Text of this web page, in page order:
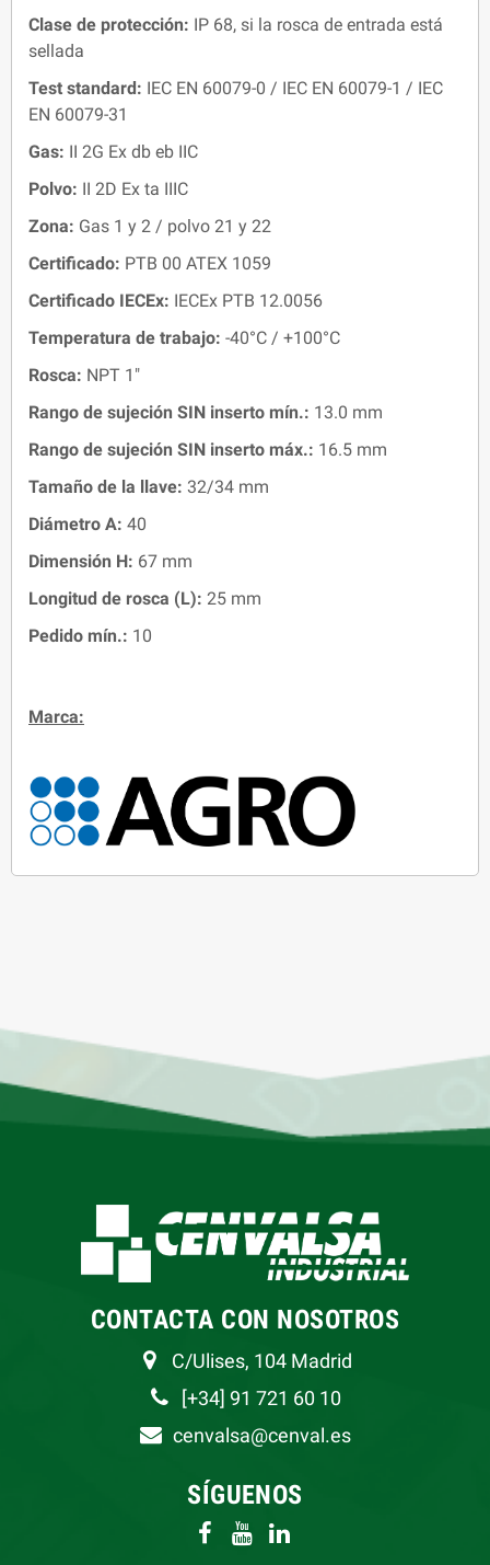
Clase de protección: IP 68, si la rosca de entrada está
sellada
Test standard : IEC EN 60079-0 / IEC EN 60079-1 / IEC
EN 60079-31
Gas: II 2G Ex db eb IIC
Polvo: II 2D Ex ta IIIC
Zona: Gas 1 y 2 / polvo 21 y 22
Certificado: PTB 00 ATEX 1059
Certificado IECEx: IECEx PTB 12.0056
Temperatura de trabajo: -40°C / +100°C
Rosca: NPT 1"
Rango de sujeción SIN inserto mín.: 13.0 mm
Rango de sujeción SIN inserto máx.: 16.5 mm
Tamaño de la llave: 32/34 mm
Diámetro A: 40
Dimensión H: 67 mm
Longitud de rosca (L): 25 mm
Pedido mín.: 10
Marca:
CONTACTA CON NOSOTROS
C/Ulises, 104 Madrid
[+34] 91 721 60 10
cenvalsa@cenval.es
SÍGUENOS